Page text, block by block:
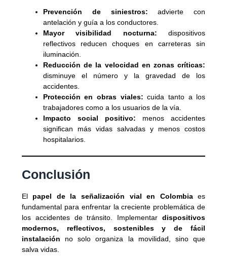
Prevención de siniestros: advierte con
antelación y guía a los conductores.
Mayor visibilidad nocturna: dispositivos
reflectivos reducen choques en carreteras sin
iluminación.
Reducción de la velocidad en zonas críticas:
disminuye el número y la gravedad de los
accidentes.
Protección en obras viales: cuida tanto a los
trabajadores como a los usuarios de la vía.
Impacto social positivo: menos accidentes
significan más vidas salvadas y menos costos
hospitalarios.
Conclusión
El papel de la señalización vial en Colombiaes
fundamental para enfrentar la creciente problemática de
los accidentes de tránsito. Implementardispositivos
modernos, reflectivos, sostenibles y de fácil
instalación no solo organiza la movilidad, sino que
salva vidas.